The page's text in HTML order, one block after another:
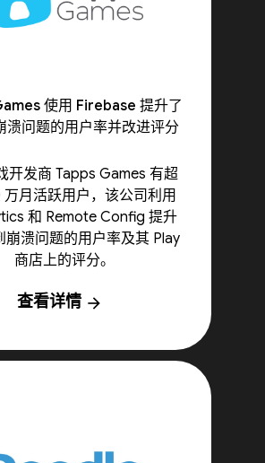
使用 Firebase 提升了
溃问题的用户率并改进评分
开发商 Tapps Games 有超
万月活跃用户，该公司利用
和 Remote Config 提升
崩溃问题的用户率及其 Play
商店上的评分。
查看详情 arrow_forward